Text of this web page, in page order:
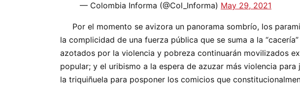
— Colombia Informa (@Col_Informa) May 29, 2021
Por el momento se avizora un panorama sombrío, los
la complicidad de una fuerza pública que se suma a la
azotados por la violencia y pobreza continuarán movilizados
popular; y el uribismo a la espera de azuzar más violencia
la triquiñuela para posponer los comicios que